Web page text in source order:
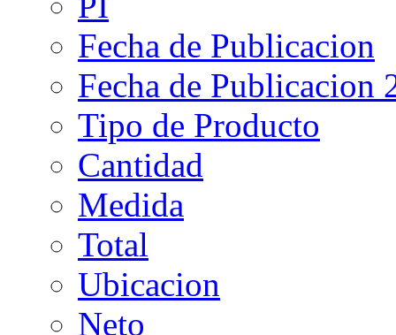
Fecha de Publicacion
Fecha de Publicacion
Tipo de Producto
Cantidad
Medida
Total
Ubicacion
Neto